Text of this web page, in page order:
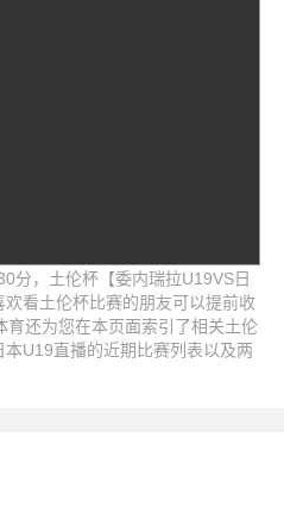
分，土伦杯【委内瑞拉U19VS日
看土伦杯比赛的朋友可以提前收
还为您在本页面索引了相关土伦
U19直播的近期比赛列表以及两